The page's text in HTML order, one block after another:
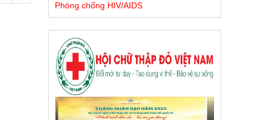
Phòng chống HIV/AIDS